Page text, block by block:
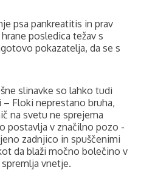
psa pankreatitis in prav
posledica težav s
pokazatelja, da se s
slinavke so lahko tudi
Floki neprestano bruha,
na svetu ne sprejema
postavlja v značilno pozo -
zadnjico in spuščenimi
da blaži močno bolečino v
vnetje.